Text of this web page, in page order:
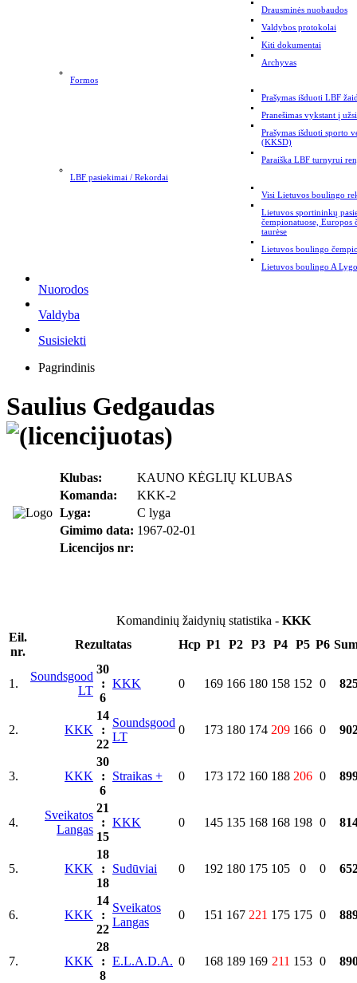
Drausminės nuobaudos
Valdybos protokolai
Kiti dokumentai
Archyvas
Formos
Prašymas išduoti LBF
Pranešimas vykstant į
Prašymas išduoti sporto
(KKSD)
Paraiška LBF turnyrui
LBF pasiekimai / Rekordai
Visi Lietuvos boulingo
Lietuvos sportininkų
čempionatuose, Europos
taurėse
Lietuvos boulingo
Lietuvos boulingo A
Nuorodos
Valdyba
Susisiekti
Pagrindinis
Saulius Gedgaudas
Klubas:
KAUNO KĖGLIŲ KLUBAS
Komanda:
KKK-2
Lyga:
C lyga
Gimimo data: 1967-02-01
Licencijos nr:
Komandinių žaidynių statistika - KKK
Eil.
nr.
Rezultatas Hcp P1 P2 P3 P4 P5 P6
1.
Soundsgood
LT
30
:
6
KKK 0 169 166 180 158 152 0
2. KKK
14
:
22
Soundsgood
LT
0 173 180 174 209 166 0
3. KKK
30
:
6
Straikas + 0 173 172 160 188 206 0
4.
Sveikatos
Langas
21
:
15
KKK 0 145 135 168 168 198 0
5. KKK
18
:
18
Sudūviai 0 192 180 175 105 0 0
6. KKK
14
:
22
Sveikatos
Langas
0 151 167 221 175 175 0
7. KKK
28
:
8
E.L.A.D.A. 0 168 189 169 211 153 0